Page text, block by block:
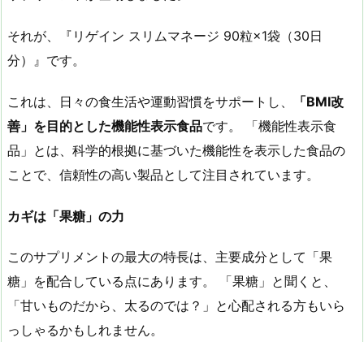
それが、『リゲイン スリムマネージ 90粒×1袋（30日
分）』です。
これは、日々の食生活や運動習慣をサポートし、 「BMI改
善」を目的とした機能性表示食品です。 「機能性表示食
品」とは、科学的根拠に基づいた機能性を表示した食品の
ことで、信頼性の高い製品として注目されています。
カギは「果糖」の力
このサプリメントの最大の特長は、主要成分として「果
糖」を配合している点にあります。 「果糖」と聞くと、
「甘いものだから、太るのでは？」と心配される方もいら
っしゃるかもしれません。